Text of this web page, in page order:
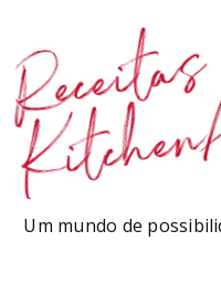
Receitas
Um mundo de